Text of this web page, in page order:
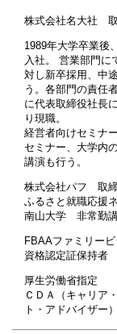
株式会社名大社
1989年大学卒業後
入社。 営業部門に
対し新卒採用、中
う。各部門の責任
に代表取締役社長
り現職。
経営者向けセミナ
セミナー、大学内
講演も行う。
株式会社パフ 取
ふるさと就職応援
南山大学 非常勤
FBAAファミリー
資格認定証保持者
厚生労働省指定
ＣＤＡ（キャリア
ト・アドバイザー）